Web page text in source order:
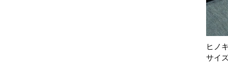
ヒノ
サイ